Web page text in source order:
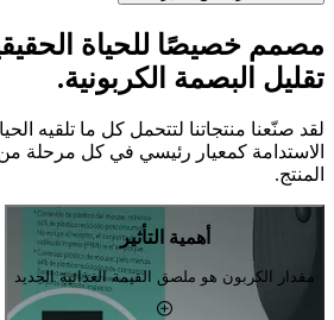
مصمم خصيصًا للحياة
تقليل البصمة الكربونية.
لقد صنّعنا منتجاتنا لتتحمل كل ما تلقيه
الاستدامة كمعيار رئيسي في كل مرحلة
المنتج.
أهمية التأثير
مقدار الكربون هو ملصق القيمة الغذائية الجديد